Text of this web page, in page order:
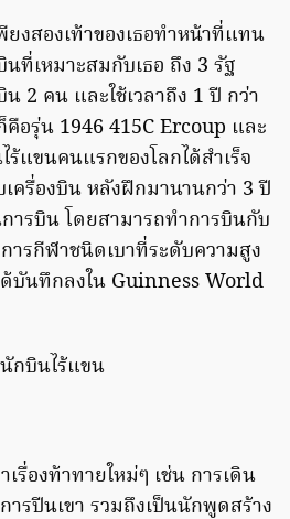
ยงสองเท้าของเธอทำหน้าที่แทน
ที่เหมาะสมกับเธอ ถึง 3 รัฐ
2 คน และใช้เวลาถึง 1 ปี กว่า
คือรุ่น 1946 415C Ercoup และ
ร้แขนคนแรกของโลกได้สำเร็จ
ครื่องบิน หลังฝึกมานานกว่า 3 ปี
รบิน โดยสามารถทำการบินกับ
ารกีฬาชนิดเบาที่ระดับความสูง
บันทึกลงใน Guinness World
รื่องท้าทายใหม่ๆ เช่น การเดิน
รปีนเขา รวมถึงเป็นนักพูดสร้าง